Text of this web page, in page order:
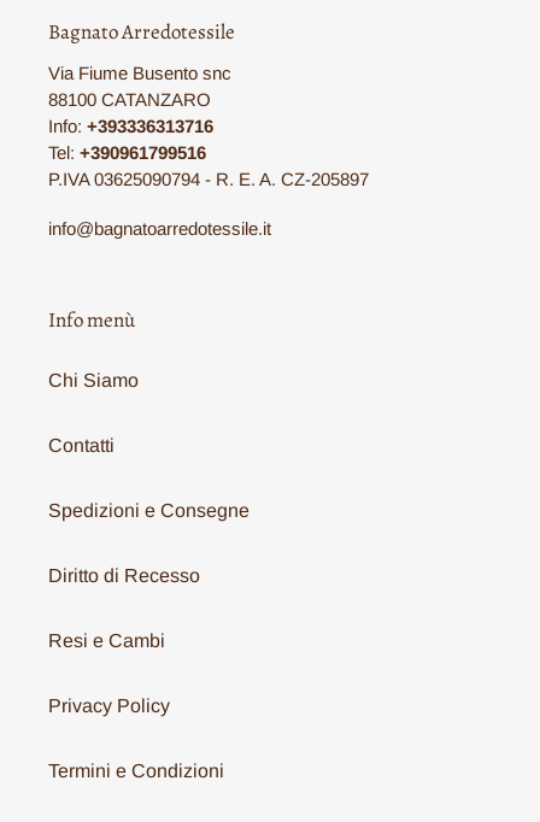
Bagnato Arredotessile
Via Fiume Busento snc
88100 CATANZARO
Info: +393336313716
Tel: +390961799516
P.IVA 03625090794 - R. E. A. CZ-205897
info@bagnatoarredotessile.it
Info menù
Chi Siamo
Contatti
Spedizioni e Consegne
Diritto di Recesso
Resi e Cambi
Privacy Policy
Termini e Condizioni